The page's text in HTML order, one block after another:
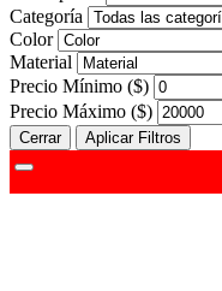
Categoría
Color
Material
Precio Mínimo ($)
Precio Máximo ($)
Cerrar Aplicar Filtros